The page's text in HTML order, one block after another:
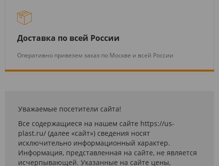
Доставка по всей России
Оперативно привезем заказ по Москве и всей России
Уважаемые посетители сайта!
Все содержащиеся на нашем сайте https://us-
plast.ru/ (далее «сайт») сведения носят
исключительно информационный характер.
Информация, представленная на сайте, не является
исчерпывающей. Указанные на сайте цены,